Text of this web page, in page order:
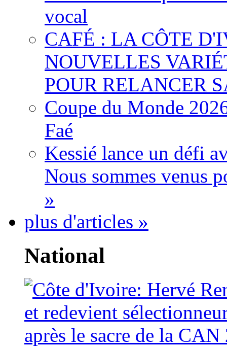
vocal
CAFÉ : LA CÔTE
NOUVELLES
POUR RELANCER
Coupe du Monde
Faé
Kessié lance un défi
Nous sommes venus
»
plus d'articles »
National